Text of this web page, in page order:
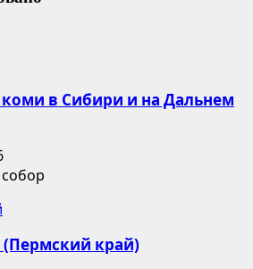
в Сибири и на Дальнем
край)